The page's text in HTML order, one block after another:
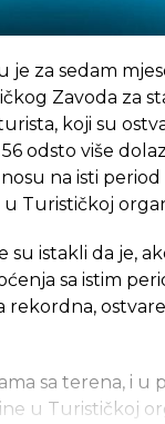
je za sedam
Zavoda za
koji su
odsto više
na isti
Turističkoj
su istakli da je,
sa istim
rekordna,
sa terena, i u
u Turističkoj